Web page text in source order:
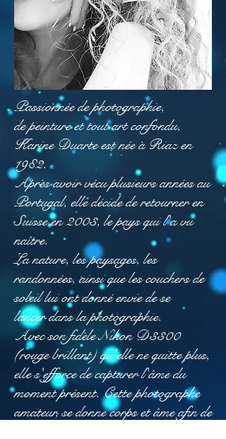
Passionnée de photographie,
de peinture et tout art confondu,
Karine Duarte est née à Riaz en
1982.
Après avoir vécu plusieurs années au
Portugal, elle décide de retourner en
Suisse en 2003, le pays qui l'a vu
naître.
La nature, les paysages, les
randonnées, ainsi que les couchers de
soleil lui ont donné envie de se
lancer dans la photographie.
Avec son fidèle Nikon D3300
(rouge brillant) qu'elle ne quitte plus,
elle s'efforce de capturer l'âme du
moment présent. Cette photographe
amateur, se donne corps et âme afin de